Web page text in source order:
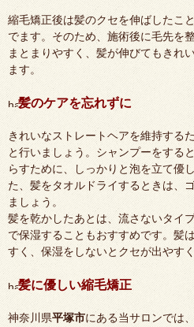
縮毛矯正後は髪のクセを伸ばしたこ
でます。そのため、施術後に毛先を
まとまりやすく、髪が伸びてもきれ
ます。
髪のケアを忘れずに
きれいなストレートヘアを維持する
と行いましょう。シャンプーをする
らすために、しっかりと泡を立て優
た、髪をタオルドライするときは、
ましょう。
髪を乾かしたあとは、流さないタイ
で保湿することもおすすめです。髪
すく、保湿をしないとクセが出やす
髪に優しい縮毛矯正
神奈川県平塚市にある当サロンでは